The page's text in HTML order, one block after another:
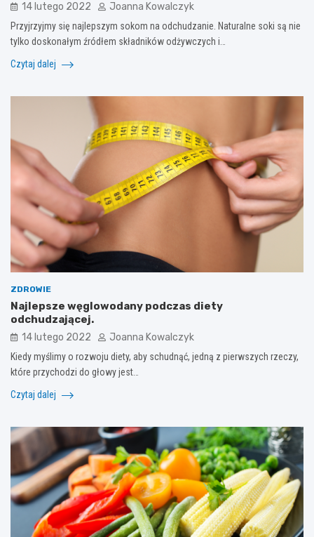
14 lutego 2022 Joanna Kowalczyk
Przyjrzyjmy się najlepszym sokom na odchudzanie. Naturalne soki są nie
tylko doskonałym źródłem składników odżywczych i…
Czytaj dalej
ZDROWIE
Najlepsze węglowodany podczas diety
odchudzającej.
14 lutego 2022 Joanna Kowalczyk
Kiedy myślimy o rozwoju diety, aby schudnąć, jedną z pierwszych rzeczy,
które przychodzi do głowy jest…
Czytaj dalej